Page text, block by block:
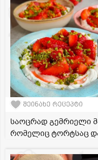
შეინახე რეცეპტი
საოცრად გემრიელი
რომელიც ტორტსაც